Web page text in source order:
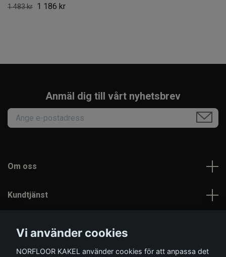
1 483 kr 1 186 kr
Anmäl dig till vårt nyhetsbrev
Om oss
Kundtjänst
Sociala medier
Vi använder cookies
NORFLOOR KAKEL använder cookies för att anpassa det